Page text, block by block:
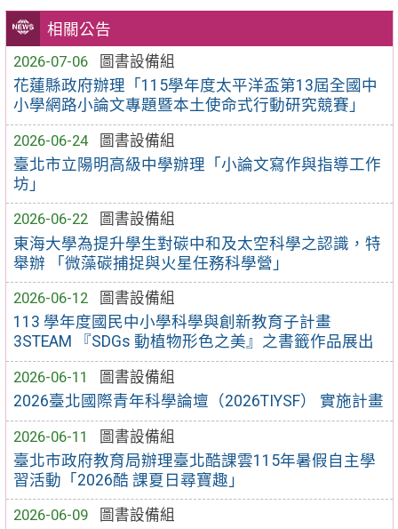
相關公告
2026-07-06
圖書設備組
花蓮縣政府辦理「115學年度太平洋盃第13屆全國中
小學網路小論文專題暨本土使命式行動研究競賽」
2026-06-24
圖書設備組
臺北市立陽明高級中學辦理「小論文寫作與指導工作
坊」
2026-06-22
圖書設備組
東海大學為提升學生對碳中和及太空科學之認識，特
舉辦 「微藻碳捕捉與火星任務科學營」
2026-06-12
圖書設備組
113 學年度國民中小學科學與創新教育子計畫
3STEAM 『SDGs 動植物形色之美』之書籤作品展出
2026-06-11
圖書設備組
2026臺北國際青年科學論壇（2026TIYSF） 實施計畫
2026-06-11
圖書設備組
臺北市政府教育局辦理臺北酷課雲115年暑假自主學
習活動「2026酷 課夏日尋寶趣」
2026-06-09
圖書設備組